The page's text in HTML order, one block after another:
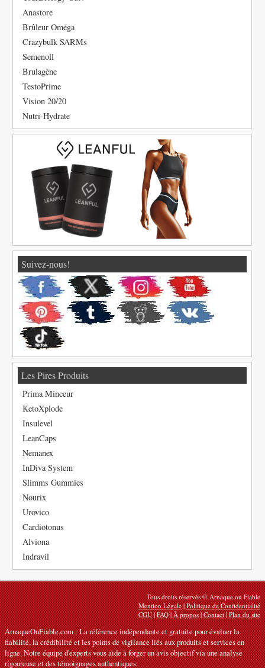
Anastore
Brûleur Oméga
Crazybulk SARMs
Semenoll
Brulagène
TestoPrime
Vision 20/20
Nutri-Hydrate
Suivez-nous!
Les Pires Produits
Prima Minceur
KetoXplode
Insulevel
LeanCaps
Nemanex
InDiva System
Slimms Gummies
Nourix
Urovico
Cardiotonus
Alviona
Indravil
Tous droits réservés © Arnaque ou Fiable
Mention Légale|Politique de Confidentialité
CGU|FAQ|À propos|Contact|Plan du site
ArnaqueOuFiable.com : La référence indépendante et gratuite pour évaluer la
fiabilité, la crédibilité et les points de vigilance liés aux produits et services en
ligne. Notre équipe d'experts vous aide à forger un avis objectif via une analyse
rigoureuse et des témoignages authentiques.